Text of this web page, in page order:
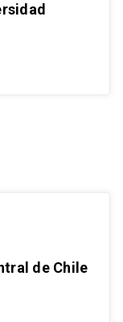
de Chile